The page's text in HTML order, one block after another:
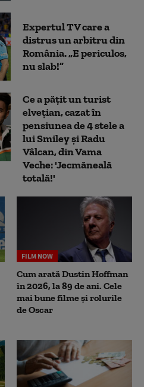
Expertul TV care a
distrus un arbitru din
România. „E periculos,
nu slab!”
Ce a pățit un turist
elvețian, cazat în
pensiunea de 4 stele a
lui Smiley și Radu
Vâlcan, din Vama
Veche: 'Jecmăneală
totală!'
FILM NOW
Cum arată Dustin Hoffman
în 2026, la 89 de ani. Cele
mai bune filme și rolurile
de Oscar